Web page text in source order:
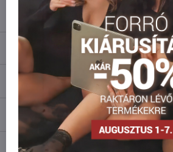
info​@everlady​.eu
Leírás
Vélemények 0
Fórum 0